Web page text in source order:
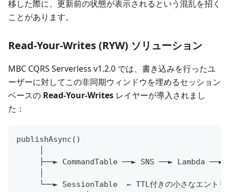
移した際に、更新前の状態が表示されるという混乱を招く
ことがあります。
Read-Your-Writes (RYW) ソリューション
MBC CQRS Serverless v1.2.0 では、書き込みを行ったユ
ーザーに対してこの非同期ウィンドウを埋めるセッション
ベースの Read-Your-Writes レイヤーが導入されまし
た：
publishAsync()
├──► CommandTable ──► SNS ──► Lambda ──►
     └──► SessionTable  ← TTL付きの小さなエントリ